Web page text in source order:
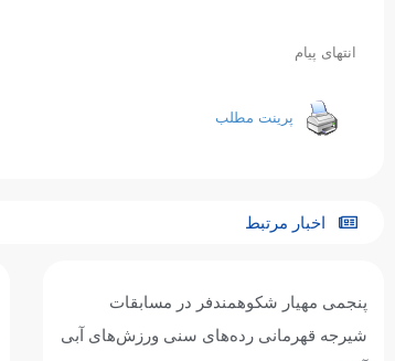
انتهای پیام
پرینت مطلب
اخبار مرتبط
پنجمی مهیار شکوهمندفر در مسابقات
شیرجه قهرمانی رده‌های سنی ورزش‌های آبی